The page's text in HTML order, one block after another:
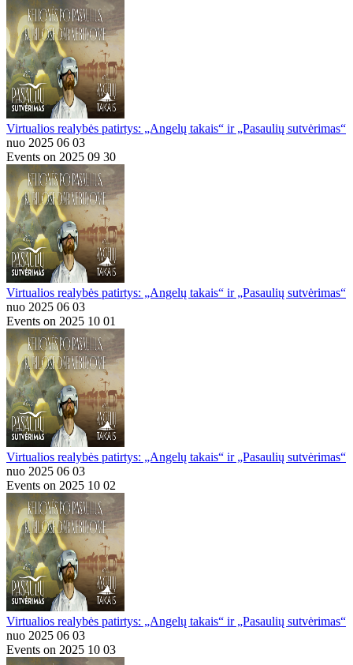
Virtualios realybės patirtys: „Angelų takais“ ir „Pasaulių sutvėrimas“
nuo 2025 06 03
Events on 2025 09 30
Virtualios realybės patirtys: „Angelų takais“ ir „Pasaulių sutvėrimas“
nuo 2025 06 03
Events on 2025 10 01
Virtualios realybės patirtys: „Angelų takais“ ir „Pasaulių sutvėrimas“
nuo 2025 06 03
Events on 2025 10 02
Virtualios realybės patirtys: „Angelų takais“ ir „Pasaulių sutvėrimas“
nuo 2025 06 03
Events on 2025 10 03